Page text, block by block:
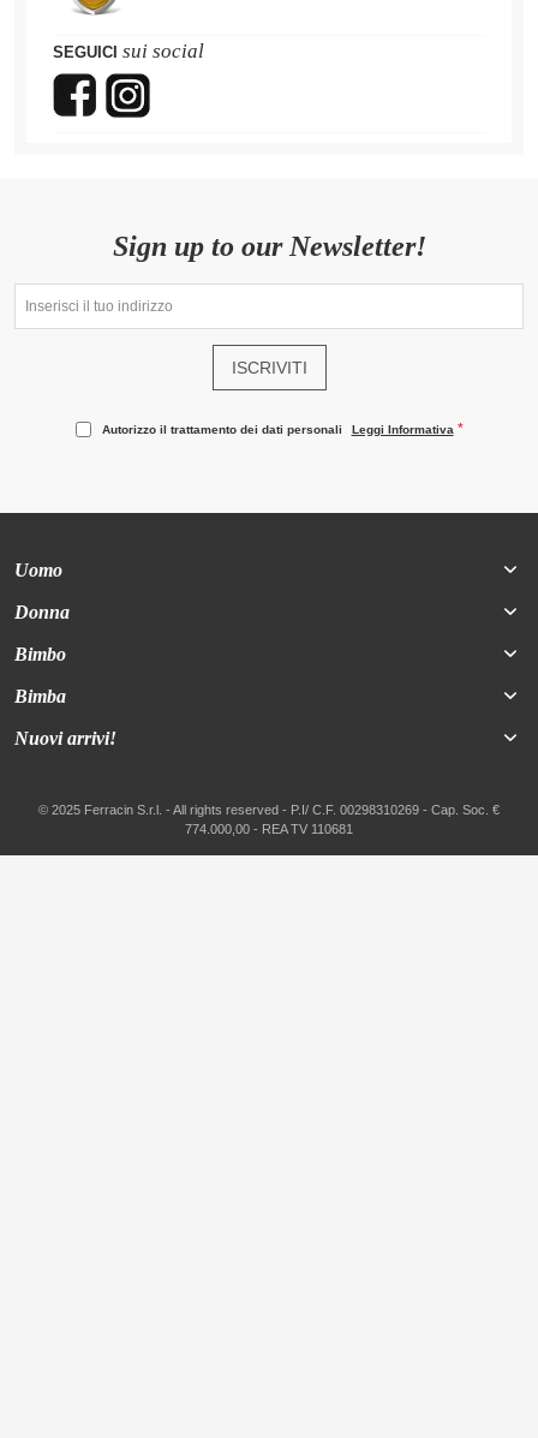
SEGUICI sui social
Sign up to our Newsletter!
ISCRIVITI
Autorizzo il trattamento dei dati personali Leggi Informativa
Uomo
Donna
Bimbo
Bimba
Nuovi arrivi!
© 2025 Ferracin S.r.l. - All rights reserved - P.I/ C.F. 00298310269 - Cap. Soc. €
774.000,00 - REA TV 110681